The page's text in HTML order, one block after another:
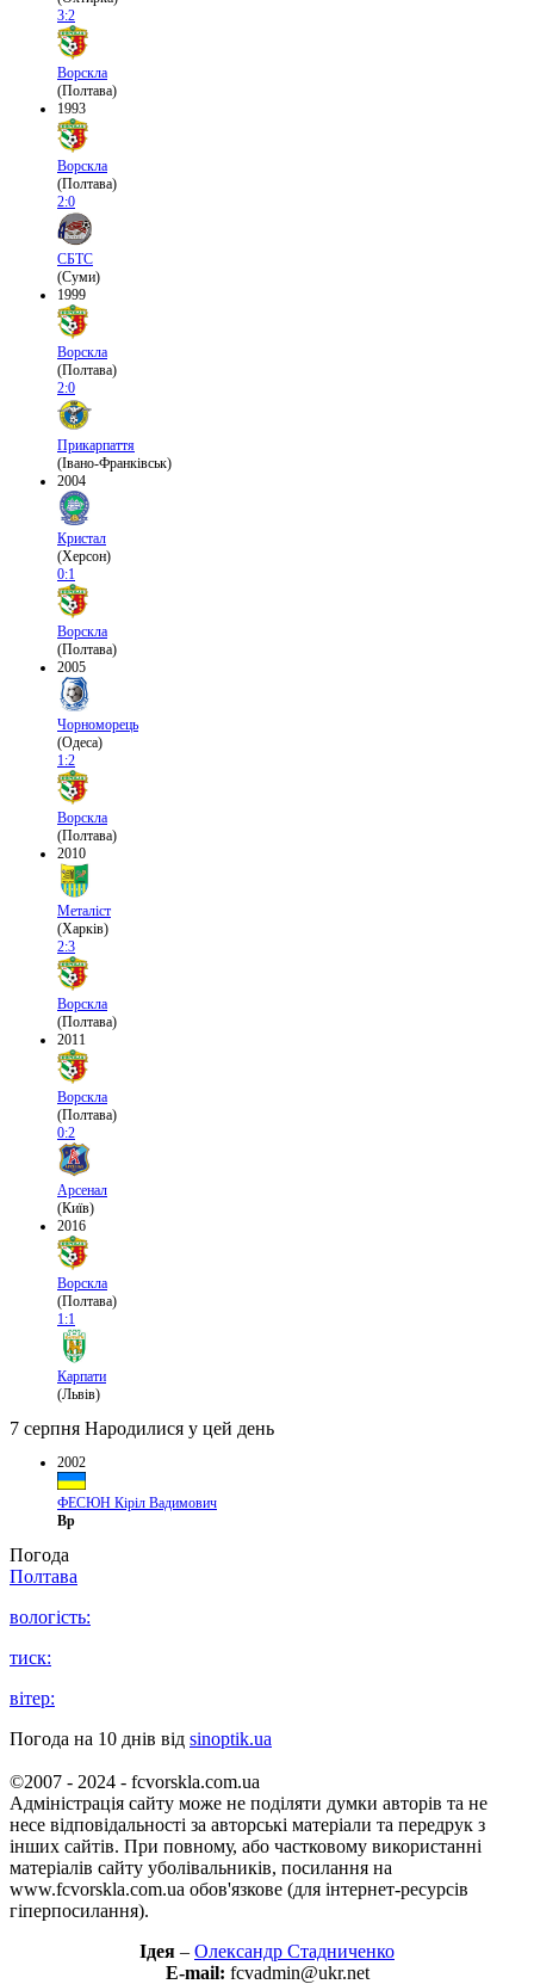
3:2
Ворскла
(Полтава)
1993
Ворскла
(Полтава)
2:0
СБТС
(Суми)
1999
Ворскла
(Полтава)
2:0
Прикарпаття
(Івано-Франківськ)
2004
Кристал
(Херсон)
0:1
Ворскла
(Полтава)
2005
Чорноморець
(Одеса)
1:2
Ворскла
(Полтава)
2010
Металіст
(Харків)
2:3
Ворскла
(Полтава)
2011
Ворскла
(Полтава)
0:2
Арсенал
(Київ)
2016
Ворскла
(Полтава)
1:1
Карпати
(Львів)
7 серпня Народилися у цей день
2002
ФЕСЮН Кіріл Вадимович
Вр
Погода
Полтава
вологість:
тиск:
вітер:
Погода на 10 днів від sinoptik.ua
©2007 - 2024 - fcvorskla.com.ua
Адміністрація сайту може не поділяти думки авторів та не
несе відповідальності за авторські матеріали та передрук з
інших сайтів. При повному, або частковому використанні
матеріалів сайту уболівальників, посилання на
www.fcvorskla.com.ua обов'язкове (для інтернет-ресурсів
гіперпосилання).
Ідея – Олександр Стадниченко
E-mail: fcvadmin@ukr.net